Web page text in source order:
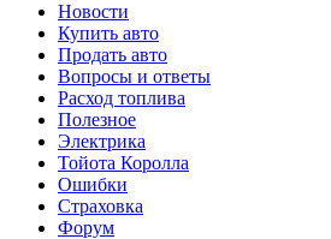
Новости
Купить авто
Продать авто
Вопросы и ответы
Расход топлива
Полезное
Электрика
Тойота Королла
Ошибки
Страховка
Форум